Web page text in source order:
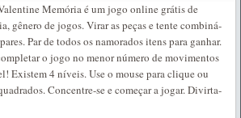
Memória é um jogo online grátis de
gênero de jogos. Virar as peças e tente combiná-
Par de todos os namorados itens para ganhar.
o jogo no menor número de movimentos
Existem 4 níveis. Use o mouse para clique ou
Concentre-se e começar a jogar. Divirta-